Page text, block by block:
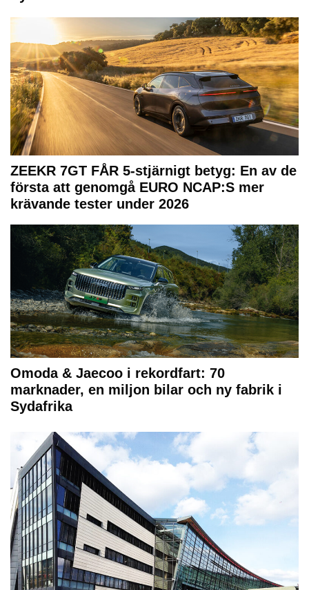
ZEEKR 7GT FÅR 5-stjärnigt betyg: En av de
första att genomgå EURO NCAP:S mer
krävande tester under 2026
Omoda & Jaecoo i rekordfart: 70
marknader, en miljon bilar och ny fabrik i
Sydafrika